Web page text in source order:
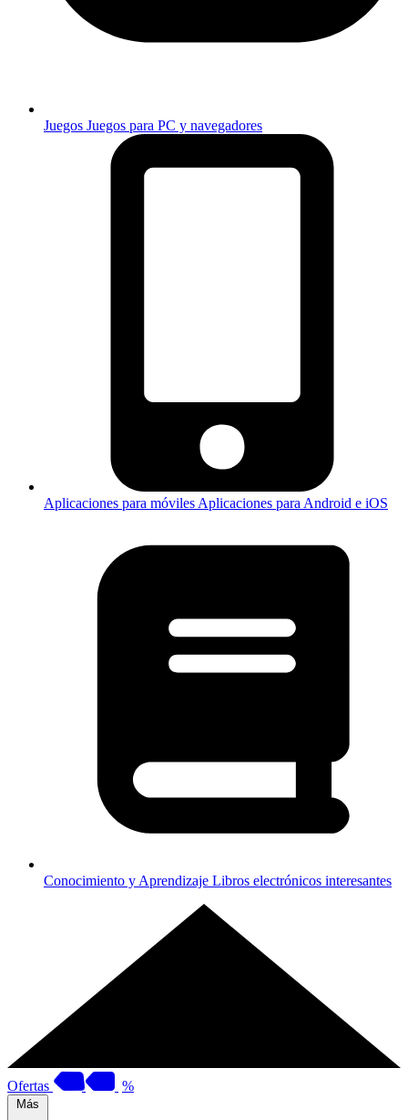
Juegos Juegos para PC y navegadores
Aplicaciones para móviles Aplicaciones para Android e iOS
Conocimiento y Aprendizaje Libros electrónicos interesantes
Ofertas %
Más